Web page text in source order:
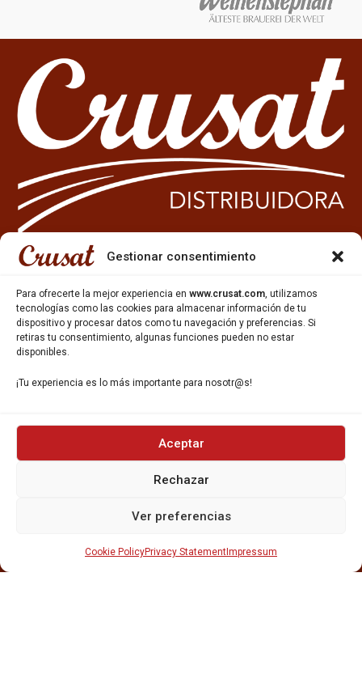
Gestionar consentimiento
Para ofrecerte la mejor experiencia en www.crusat.com, utilizamos
tecnologías como las cookies para almacenar información de tu
dispositivo y procesar datos como tu navegación y preferencias. Si
retiras tu consentimiento, algunas funciones pueden no estar
disponibles.
¡Tu experiencia es lo más importante para nosotr@s!
Aceptar
Rechazar
Ver preferencias
Cookie PolicyPrivacy Statement Impressum
Carrer Miquel Servet 10-12,
Gavà, 08850, Barcelona.
CARTAS DE CERVEZAS Y VINO
CATAS Y FORMACIONES